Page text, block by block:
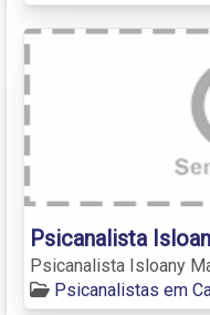
Psicanalista
Psicanalista Isloany
Psicanalistas em